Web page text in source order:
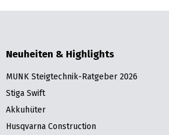
Neuheiten & Highlights
MUNK Steigtechnik-Ratgeber 2026
Stiga Swift
Akkuhüter
Husqvarna Construction